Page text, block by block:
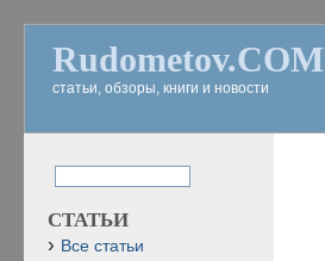
Rudometov.COM
статьи, обзоры, книги и новости
СТАТЬИ
Все статьи